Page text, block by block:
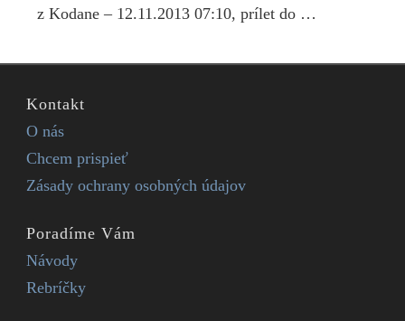
z Kodane – 12.11.2013 07:10, prílet do …
Kontakt
O nás
Chcem prispieť
Zásady ochrany osobných údajov
Poradíme Vám
Návody
Rebríčky